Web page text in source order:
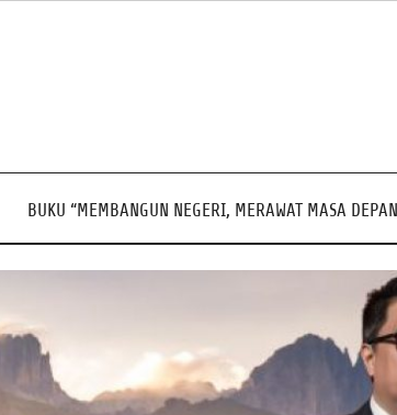
BUKU “MEMBANGUN NEGERI, MERAWAT MASA DEPAN